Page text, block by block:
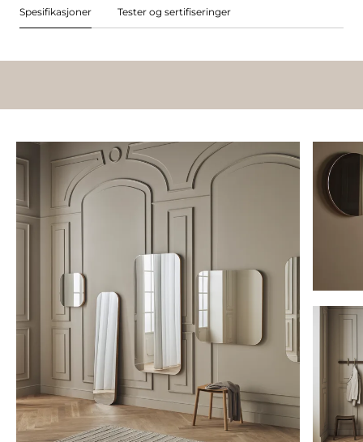
Spesifikasjoner Tester og sertifiseringer